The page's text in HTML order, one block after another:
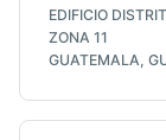
EDIFICIO
ZONA 11
GUATEMALA,